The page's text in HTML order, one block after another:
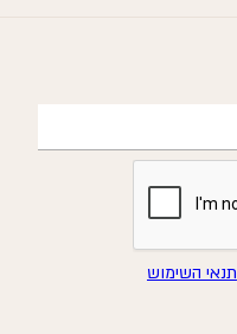
תנאי השימוש